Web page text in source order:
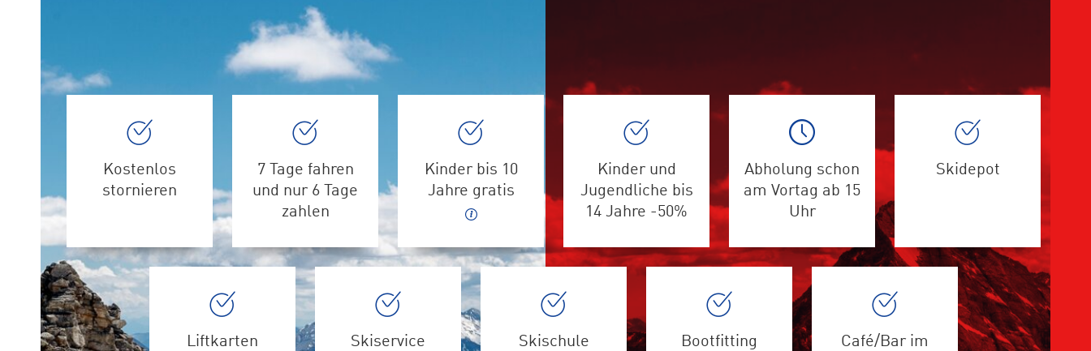
Kostenlos
stornieren
7 Tage fahren
und nur 6 Tage
zahlen
Kinder bis 10
Jahre gratis
Kinder und
Jugendliche bis
14 Jahre -50%
Abholung schon
am Vortag ab 15
Uhr
Skidepot
Liftkarten Skiservice Skischule Bootfitting
Café/Bar im